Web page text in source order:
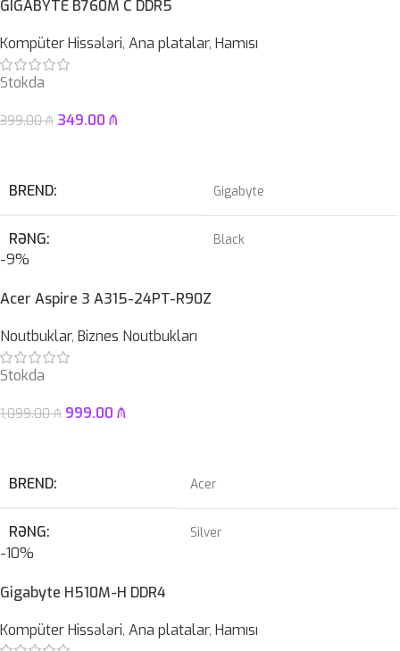
QIDA BLOKU Zalman 850W 80+ gold
ZƏMANƏT MÜDDƏTI
OPERATIV YADDAŞ 12GB
EKRAN
SSD 512GB
HDD –
GIGABYTE B760M C DDR5
Kompüter Hissələri, Ana platalar, Hamısı
Stokda
399.00₼ 349.00 ₼
BREND Gigabyte
RƏNG Black
PROSESSOR
OPERATIV YADDAŞ
ZƏMANƏT MÜDDƏTI
-9%
Acer Aspire 3 A315-24PT-R90Z
Noutbuklar, Biznes Noutbukları
Stokda
1,099.00₼ 999.00 ₼
BREND Acer
RƏNG Silver
OPERATIV YADDAŞ 8 GB
-10%
Gigabyte H510M-H DDR4
Kompüter Hissələri, Ana platalar, Hamısı